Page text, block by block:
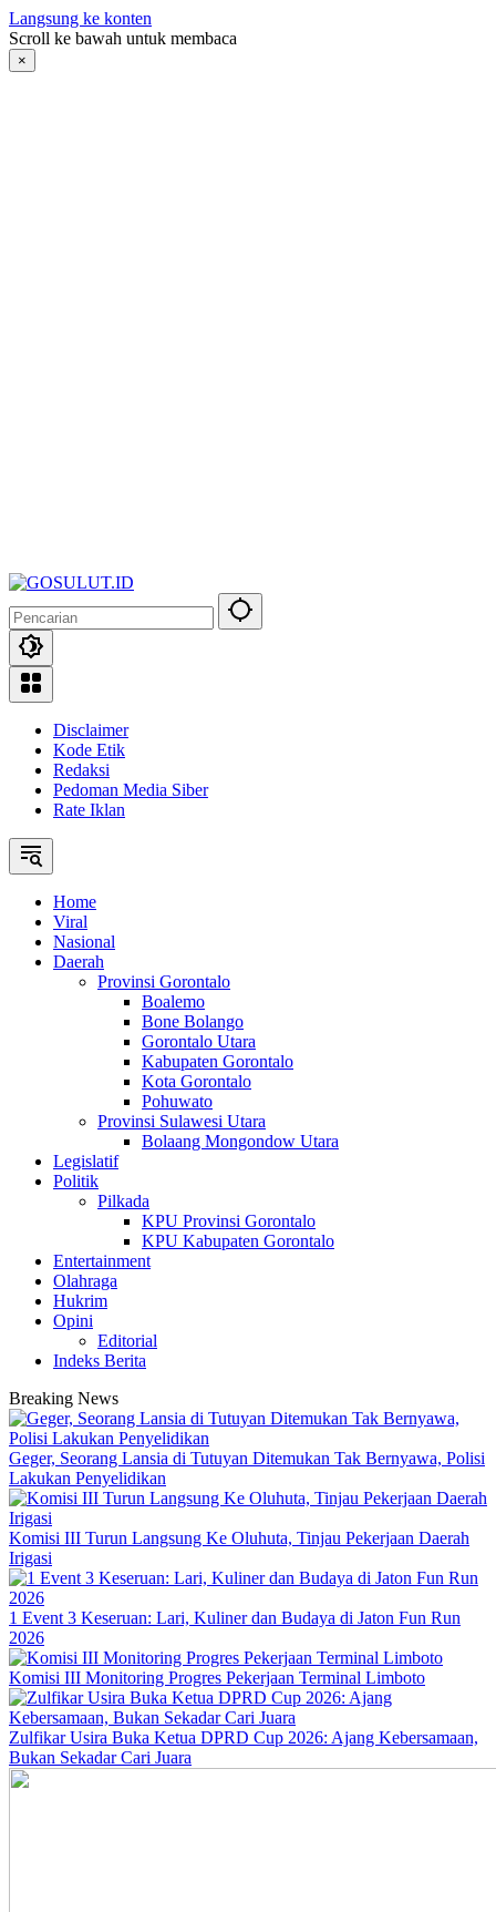
Langsung ke konten
Scroll ke bawah untuk membaca
×
Disclaimer
Kode Etik
Redaksi
Pedoman Media Siber
Rate Iklan
Home
Viral
Nasional
Daerah
Provinsi Gorontalo
Boalemo
Bone Bolango
Gorontalo Utara
Kabupaten Gorontalo
Kota Gorontalo
Pohuwato
Provinsi Sulawesi Utara
Bolaang Mongondow Utara
Legislatif
Politik
Pilkada
KPU Provinsi Gorontalo
KPU Kabupaten Gorontalo
Entertainment
Olahraga
Hukrim
Opini
Editorial
Indeks Berita
Breaking News
Geger, Seorang Lansia di Tutuyan Ditemukan Tak Bernyawa, Polisi
Lakukan Penyelidikan
Komisi III Turun Langsung Ke Oluhuta, Tinjau Pekerjaan Daerah
Irigasi
1 Event 3 Keseruan: Lari, Kuliner dan Budaya di Jaton Fun Run
2026
Komisi III Monitoring Progres Pekerjaan Terminal Limboto
Zulfikar Usira Buka Ketua DPRD Cup 2026: Ajang Kebersamaan,
Bukan Sekadar Cari Juara